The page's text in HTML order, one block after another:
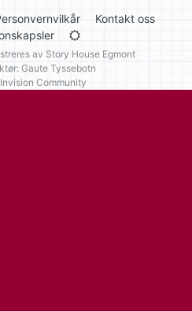
Kontakt oss
av Story House Egmont
Gaute Tyssebotn
Community